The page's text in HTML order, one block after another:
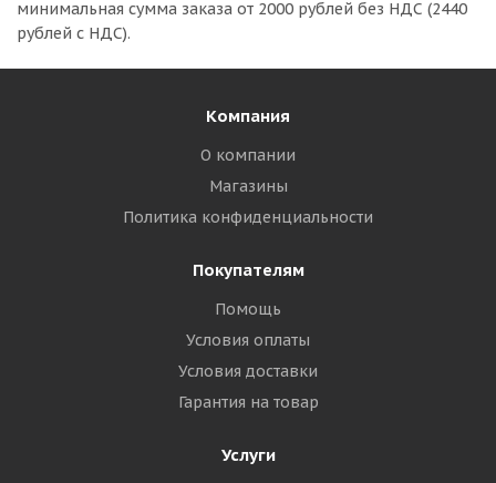
минимальная сумма заказа от 2000 рублей без НДС (2440
рублей с НДС).
Компания
О компании
Магазины
Политика конфиденциальности
Покупателям
Помощь
Условия оплаты
Условия доставки
Гарантия на товар
Услуги